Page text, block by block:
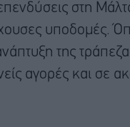
στη
υποδομές.
της
αγορές και σε